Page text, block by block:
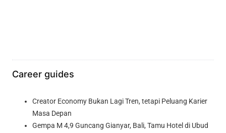
Career guides
Creator Economy Bukan Lagi Tren, tetapi Peluang Karier
Masa Depan
Gempa M 4,9 Guncang Gianyar, Bali, Tamu Hotel di Ubud